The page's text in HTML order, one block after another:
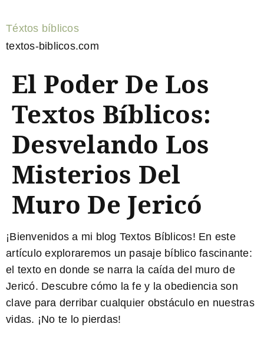
Téxtos bíblicos
textos-biblicos.com
El Poder De Los
Textos Bíblicos:
Desvelando Los
Misterios Del
Muro De Jericó
¡Bienvenidos a mi blog Textos Bíblicos! En este
artículo exploraremos un pasaje bíblico fascinante:
el texto en donde se narra la caída del muro de
Jericó. Descubre cómo la fe y la obediencia son
clave para derribar cualquier obstáculo en nuestras
vidas. ¡No te lo pierdas!